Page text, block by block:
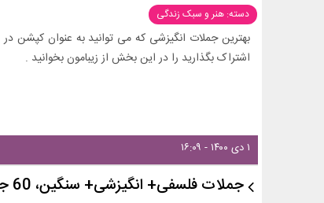
دسته: هنر و سبک زندگی
بهترین جملات انگیزشی که می توانید به عنوان کپشن
اشتراک بگذارید را در این بخش از زیبامون بخوانید .
۱ دی ۱۴۰۰ - ۱۶:۰۹
جملات فلسفی+ انگیزشی+ سنگین، 60 جمله اثرگذار و عالی